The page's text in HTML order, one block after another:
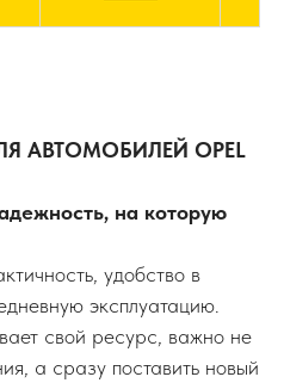
АВТОМОБИЛЕЙ OPEL
на которую
удобство в
эксплуатацию.
свой ресурс, важно не
а сразу поставить новый